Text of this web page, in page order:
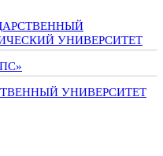
УНИВЕРСИТЕТ
УНИВЕРСИТЕТ